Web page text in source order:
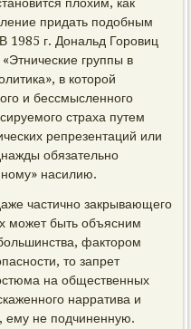
придать подобным
1985 г. Дональд Горовиц
группы в
в которой
и бессмысленного
страха путем
репрезентаций или
обязательно
насилию.
частично закрывающего
может быть объясним
фактором
то запрет
на общественных
нарратива и
ему не подчиненную.